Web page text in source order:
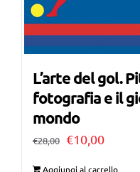
L’arte del gol.
fotografia e il
mondo
€28,00 Il
€10,00Il
Aggiungi al carrello